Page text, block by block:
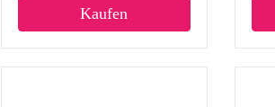
Kaufen